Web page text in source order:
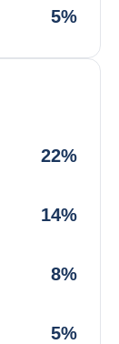
5%
22%
14%
8%
5%